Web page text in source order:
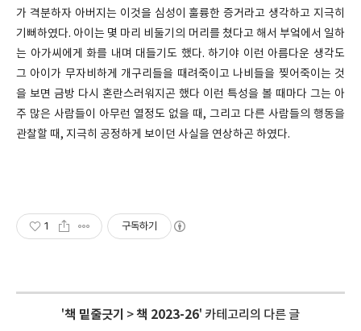
가 격분하자 아버지는 이것을 심성이 훌륭한 증거라고 생각하고 지극히
기뻐하였다. 아이는 몇 마리 비둘기의 머리를 쳤다고 해서 부엌에서 일하
는 아가씨에게 화를 내며 대들기도 했다. 하기야 이런 아름다운 생각도
그 아이가 무자비하게 개구리들을 때려죽이고 나비들을 찢어죽이는 것
을 보면 금방 다시 혼란스러워지곤 했다 이런 특성을 볼 때마다 그는 아
주 많은 사람들이 아무런 열정도 없을 때, 그리고 다른 사람들의 행동을
관찰할 때, 지극히 공정하게 보이던 사실을 연상하곤 하였다.
1 구독하기
'책 밑줄긋기 >책 2023-26' 카테고리의 다른 글